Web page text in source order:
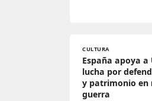
CULTURA
España apoya a
lucha por
y patrimonio en
guerra